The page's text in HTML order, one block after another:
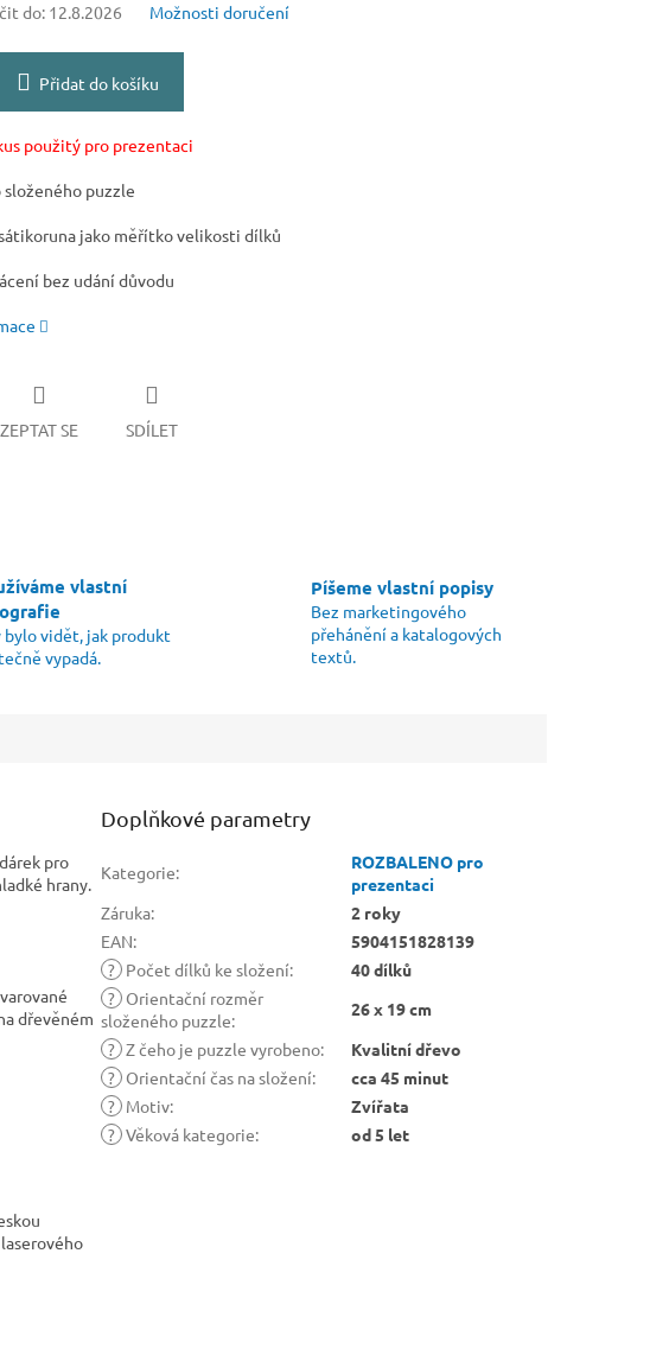
do: 12.8.2026 Možnosti doručení
Přidat do košíku
použitý pro prezentaci
puzzle
jako měřítko velikosti dílků
bez udání důvodu
ZEPTAT SE SDÍLET
vlastní
bylo vidět, jak produkt
vypadá.
Píšeme vlastní popisy
Bez marketingového
přehánění a katalogových
textů.
pro
hrany.
dřevěném
Doplňkové parametry
Kategorie:
ROZBALENO pro
prezentaci
Záruka:
2 roky
EAN:
5904151828139
? Počet dílků ke složení:
40 dílků
? Orientační rozměr
složeného puzzle:
26 x 19 cm
? Z čeho je puzzle vyrobeno:
Kvalitní dřevo
? Orientační čas na složení:
cca 45 minut
? Motiv:
Zvířata
? Věková kategorie: od 5 let